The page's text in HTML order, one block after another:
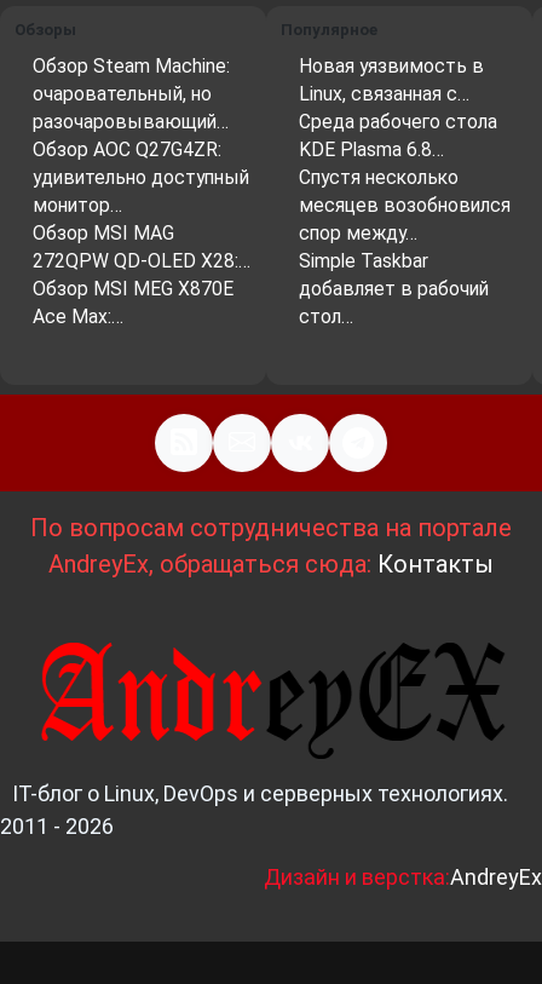
Обзоры
Обзор Steam Machine:
очаровательный, но
разочаровывающий…
Обзор AOC Q27G4ZR:
удивительно доступный
монитор…
Обзор MSI MAG
272QPW QD-OLED X28:…
Обзор MSI MEG X870E
Ace Max:…
Популярное
Новая уязвимость в
Linux, связанная с…
Среда рабочего стола
KDE Plasma 6.8…
Спустя несколько
месяцев возобновился
спор между…
Simple Taskbar
добавляет в рабочий
стол…
По вопросам сотрудничества на портале
AndreyEx, обращаться сюда: Контакты
IT-блог о Linux, DevOps и серверных технологиях.
2011 - 2026
Дизайн и верстка:AndreyEx